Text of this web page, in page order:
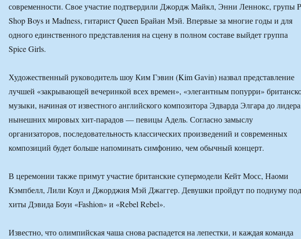
современности. Свое участие подтвердили Джордж Майкл, Энни Леннокс, групы
Shop Boys и Madness, гитарист Queen Брайан Мэй. Впервые за многие годы и для
одного единственного представления на сцену в полном составе выйдет группа
Spice Girls.
Художественный руководитель шоу Ким Гэвин (Kim Gavin) назвал представление
лучшей «закрывающей вечеринкой всех времен», «элегантным попурри»
музыки, начиная от известного английского композитора Эдварда Элгара до лидера
нынешних мировых хит-парадов — певицы Адель. Согласно замыслу
организаторов, последовательность классических произведений и современных
композиций будет больше напоминать симфонию, чем обычный концерт.
В церемонии также примут участие британские супермодели Кейт Мосс, Наоми
Кэмпбелл, Лили Коул и Джорджия Мэй Джаггер. Девушки пройдут по подиуму под
хиты Дэвида Боуи «Fashion» и «Rebel Rebel».
Известно, что олимпийская чаша снова распадется на лепестки, и каждая команда